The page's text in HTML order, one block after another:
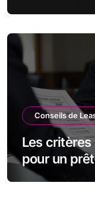
Conseils de
Les
pour un
d’entreprise